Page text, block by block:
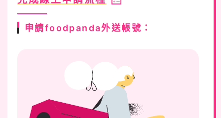
申請foodpanda外送帳號：